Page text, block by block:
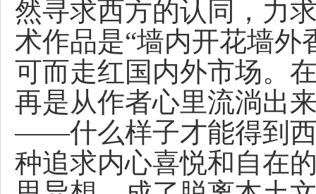
然寻求西方的认同，力
术作品是“墙内开花墙外
可而走红国内外市场。
再是从作者心里流淌出
——什么样子才能得到
种追求内心喜悦和自在